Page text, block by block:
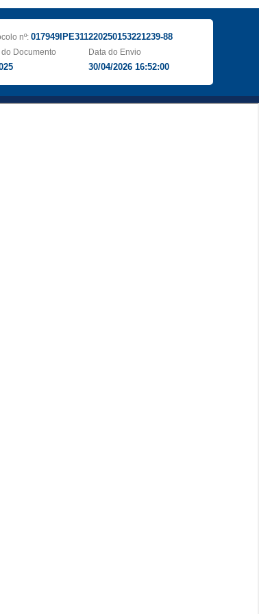
nº: 017949IPE311220250153221239-88
do Documento Data do Envio
30/04/2026 16:52:00